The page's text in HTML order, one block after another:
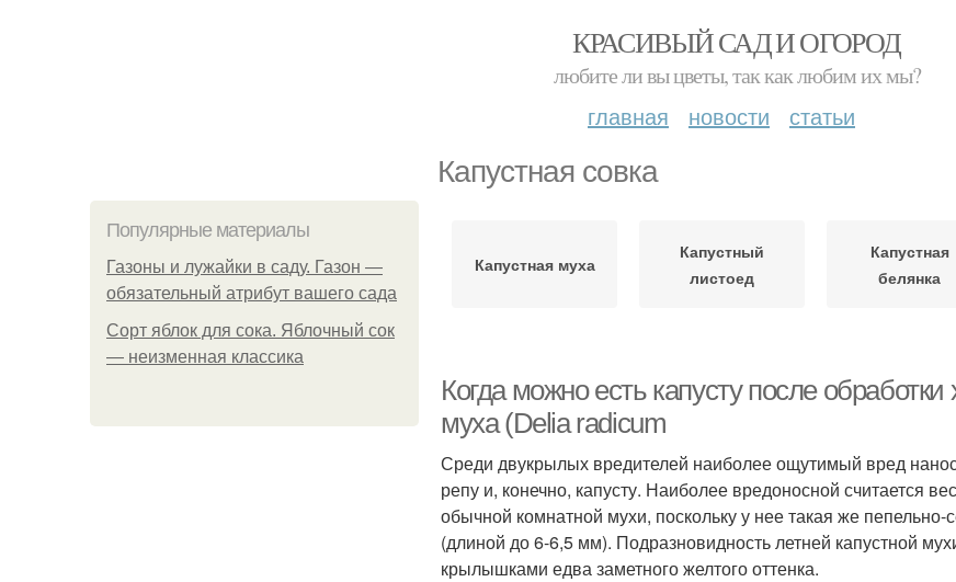
КРАСИВЫЙ САД И ОГОРОД
любите ли вы цветы, так как любим их мы?
главная новости статьи
Капустная совка
Популярные материалы
Газоны и лужайки в саду. Газон —
обязательный атрибут вашего сада
Сорт яблок для сока. Яблочный сок
— неизменная классика
Капустная муха
Капустный
листоед
Капустная
белянка
Когда можно есть капусту после
муха (Delia radicum
Среди двукрылых вредителей наиболее ощутимый вред
репу и, конечно, капусту. Наиболее вредоносной считается
обычной комнатной мухи, поскольку у нее такая же
(длиной до 6-6,5 мм). Подразновидность летней капустной
крылышками едва заметного желтого оттенка.